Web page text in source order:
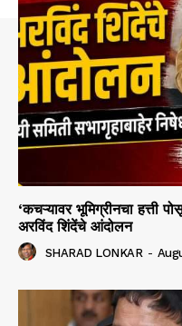
‘कचऱ्यावर भूमिग्रीनचा हत्ती
अरविंद शिंदेंचे आंदोलन
SHARAD LONKAR -